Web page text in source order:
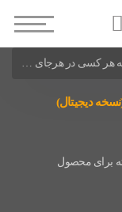
ایران بفروشیم (نسخه دیجیتال)
دیجیتال)
برای محصول